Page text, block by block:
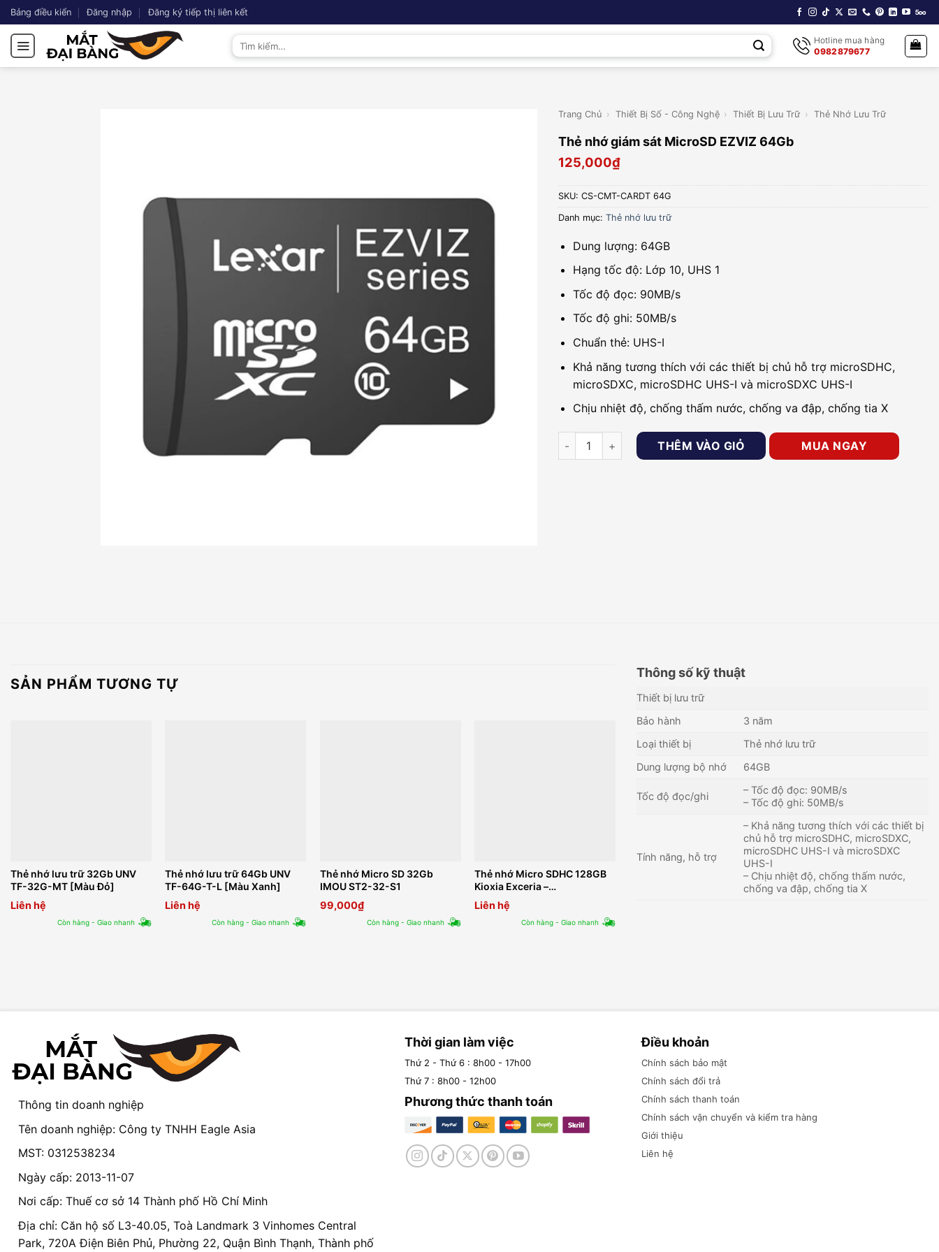
Chuyển
đến
dung
Bảng điều kiển Đăng nhập Đăng ký tiếp thị liên kết
Tìm
kiếm:
Hotline mua hàng
0982879677
Trang Chủ › Thiết Bị Số - Công Nghệ › Thiết Bị Lưu Trữ › Thẻ Nhớ Lưu Trữ
Thẻ nhớ giám sát MicroSD EZVIZ 64Gb
125,000₫
SKU: CS-CMT-CARDT 64G
Danh mục: Thẻ nhớ lưu trữ
Dung lượng: 64GB
Hạng tốc độ: Lớp 10, UHS 1
Tốc độ đọc: 90MB/s
Tốc độ ghi: 50MB/s
Chuẩn thẻ: UHS-I
Khả năng tương thích với các thiết bị chủ hỗ trợ microSDHC,
microSDXC, microSDHC UHS-I và microSDXC UHS-I
Chịu nhiệt độ, chống thấm nước, chống va đập, chống tia X
Thẻ nhớ giám sát MicroSD EZVIZ 64Gb số lượng
THÊM VÀO GIỎ MUA NGAY
SẢN PHẨM TƯƠNG TỰ
Thẻ nhớ lưu trữ 32Gb UNV
TF-32G-MT [Màu Đỏ]
Liên hệ
Còn hàng - Giao nhanh
Thẻ nhớ lưu trữ 64Gb UNV
TF-64G-T-L [Màu Xanh]
Liên hệ
Còn hàng - Giao nhanh
Thẻ nhớ Micro SD 32Gb
IMOU ST2-32-S1
99,000₫
Còn hàng - Giao nhanh
Thẻ nhớ Micro SDHC 128GB
Kioxia Exceria –
LMEX1L128GG4
Liên hệ
Còn hàng - Giao nhanh
Thẻ nhớ Team Group Elite
Thẻ nhớ lưu trữ 64Gb UNV
TF-64G-T [Màu Tím]
Thông số kỹ thuật
Thiết bị lưu trữ
Bảo hành
3 năm
Loại thiết bị
Thẻ nhớ lưu trữ
Dung lượng bộ nhớ
64GB
Tốc độ đọc/ghi
– Tốc độ đọc: 90MB/s
– Tốc độ ghi: 50MB/s
Tính năng, hỗ trợ
– Khả năng tương thích với các thiết bị
chủ hỗ trợ microSDHC, microSDXC,
microSDHC UHS-I và microSDXC
UHS-I
– Chịu nhiệt độ, chống thấm nước,
chống va đập, chống tia X
Thông tin doanh nghiệp
Tên doanh nghiệp: Công ty TNHH Eagle Asia
MST: 0312538234
Ngày cấp: 2013-11-07
Nơi cấp: Thuế cơ sở 14 Thành phố Hồ Chí Minh
Địa chỉ: Căn hộ số L3-40.05, Toà Landmark 3 Vinhomes Central
Park, 720A Điện Biên Phủ, Phường 22, Quận Bình Thạnh, Thành phố
Thời gian làm việc
Thứ 2 - Thứ 6 : 8h00 - 17h00
Thứ 7 : 8h00 - 12h00
Phương thức thanh toán
Điều khoản
Chính sách bảo mật
Chính sách đổi trả
Chính sách thanh toán
Chính sách vận chuyển và kiểm tra hàng
Giới thiệu
Liên hệ